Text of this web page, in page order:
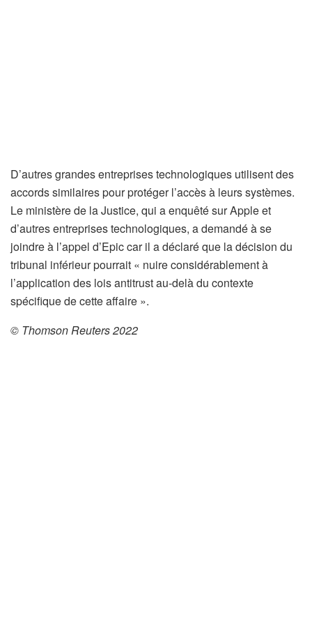
D’autres grandes entreprises technologiques utilisent des
accords similaires pour protéger l’accès à leurs systèmes.
Le ministère de la Justice, qui a enquêté sur Apple et
d’autres entreprises technologiques, a demandé à se
joindre à l’appel d’Epic car il a déclaré que la décision du
tribunal inférieur pourrait « nuire considérablement à
l’application des lois antitrust au-delà du contexte
spécifique de cette affaire ».
© Thomson Reuters 2022